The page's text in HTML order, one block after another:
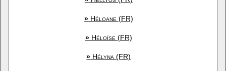
»Héloane (FR)
»Héloïse (FR)
» Hélyna (FR)